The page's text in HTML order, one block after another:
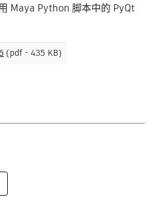
Maya Python 脚本中的 PyQt
(pdf - 435 KB)